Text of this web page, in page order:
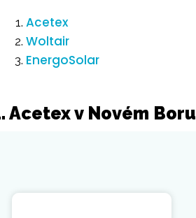
Acetex
Woltair
EnergoSolar
Acetex v Novém Boru